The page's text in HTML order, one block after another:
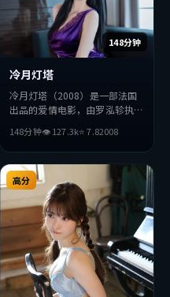
148分钟
冷月灯塔
冷月灯塔（2008）是一部法国
出品的爱情电影，由罗泓轸执
演。影片在叙事与视听上力求突
破，探讨人性与抉择，节奏张弛
有度，适合喜欢该类型的观众完
整观看。
148分钟👁127.3k⭐7.82008
高分